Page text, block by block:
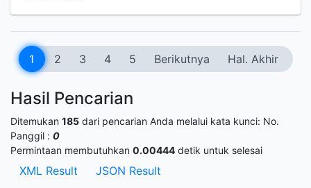
1 2 3 4 5 Berikutnya Hal. Akhir
Hasil Pencarian
Ditemukan 185 dari pencarian Anda melalui kata kunci: No.
Panggil : 0
Permintaan membutuhkan 0.00444 detik untuk selesai
XML Result JSON Result